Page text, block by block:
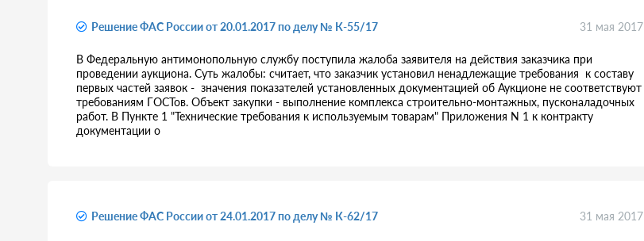
Решение ФАС России от 20.01.2017 по делу № К-55/17 31 мая 2017
В Федеральную антимонопольную службу поступила жалоба заявителя на действия заказчика при
проведении аукциона. Суть жалобы: считает, что заказчик установил ненадлежащие требования к составу
первых частей заявок - значения показателей установленных документацией об Аукционе не соответствуют
требованиям ГОСТов. Объект закупки - выполнение комплекса строительно-монтажных, пусконаладочных
работ. В Пункте 1 "Технические требования к используемым товарам" Приложения N 1 к контракту
документации о
Решение ФАС России от 24.01.2017 по делу № К-62/17 31 мая 2017